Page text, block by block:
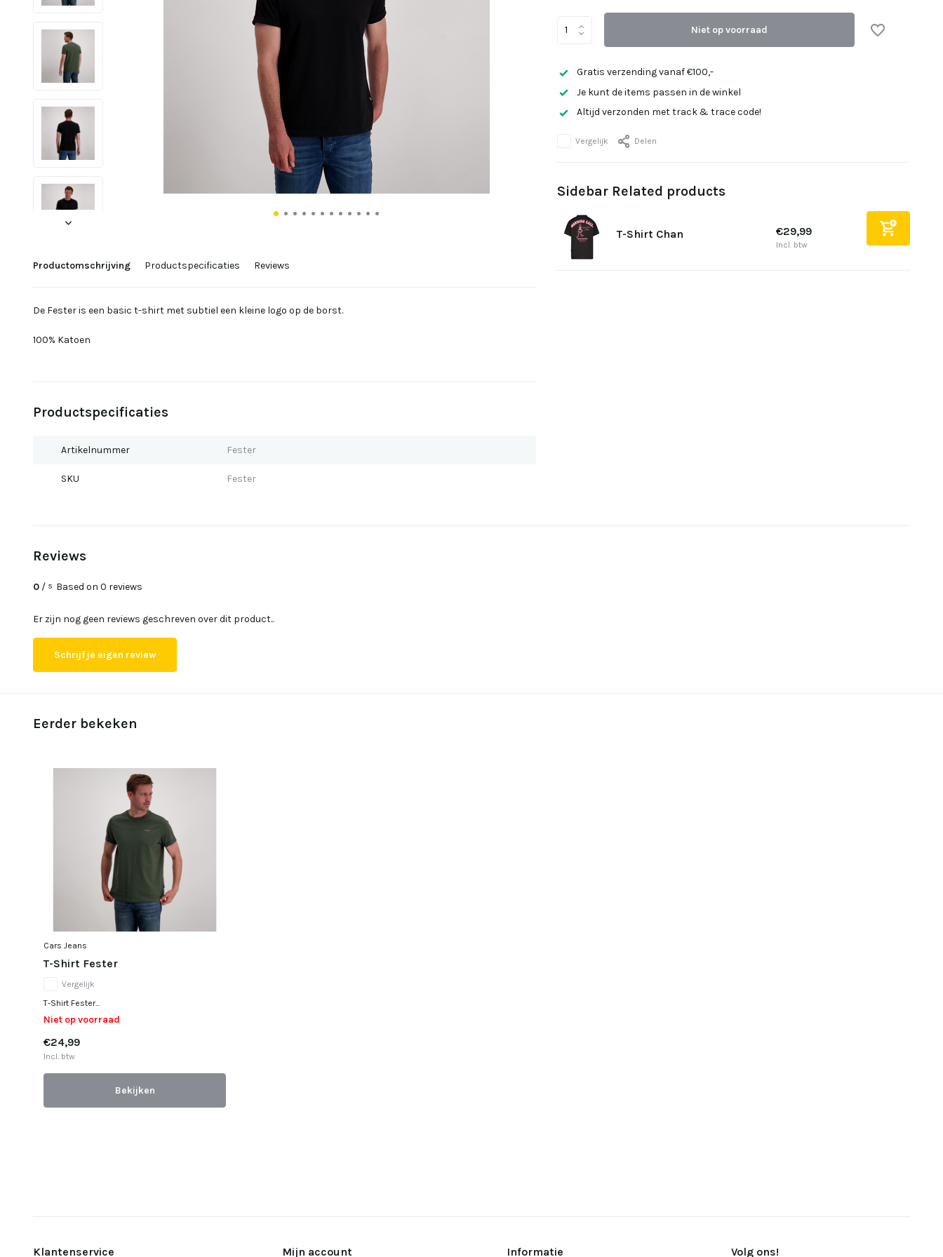
Productomschrijving Productspecificaties Reviews
De Fester is een basic t-shirt met subtiel een kleine logo op de borst.
100% Katoen
Productspecificaties
Artikelnummer Fester
SKU Fester
Uitverkocht
Niet op voorraad
Gratis verzending vanaf €100,-
Je kunt de items passen in de winkel
Altijd verzonden met track & trace code!
Vergelijk Delen
Sidebar Related products
T-Shirt Chan €29,99
Incl. btw
Reviews
0 / 5 Based on 0 reviews
Er zijn nog geen reviews geschreven over dit product..
Schrijf je eigen review
Eerder bekeken
Cars Jeans
T-Shirt Fester
Vergelijk
T-Shirt Fester...
Niet op voorraad
€24,99
Incl. btw
Bekijken
Klantenservice Mijn account Informatie Volg ons!